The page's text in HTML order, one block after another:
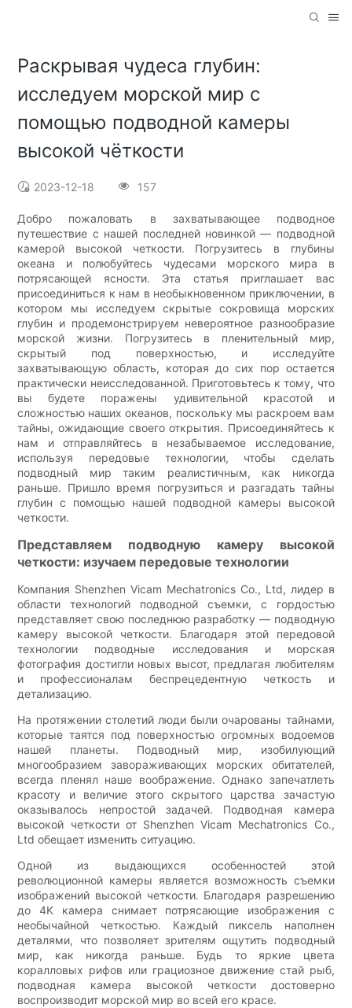
Раскрывая чудеса глубин:
исследуем морской мир с
помощью подводной камеры
высокой чёткости
2023-12-18 157
Добро пожаловать в захватывающее подводное
путешествие с нашей последней новинкой — подводной
камерой высокой четкости. Погрузитесь в глубины
океана и полюбуйтесь чудесами морского мира в
потрясающей ясности. Эта статья приглашает вас
присоединиться к нам в необыкновенном приключении, в
котором мы исследуем скрытые сокровища морских
глубин и продемонстрируем невероятное разнообразие
морской жизни. Погрузитесь в пленительный мир,
скрытый под поверхностью, и исследуйте
захватывающую область, которая до сих пор остается
практически неисследованной. Приготовьтесь к тому, что
вы будете поражены удивительной красотой и
сложностью наших океанов, поскольку мы раскроем вам
тайны, ожидающие своего открытия. Присоединяйтесь к
нам и отправляйтесь в незабываемое исследование,
используя передовые технологии, чтобы сделать
подводный мир таким реалистичным, как никогда
раньше. Пришло время погрузиться и разгадать тайны
глубин с помощью нашей подводной камеры высокой
четкости.
Представляем подводную камеру высокой
четкости: изучаем передовые технологии
Компания Shenzhen Vicam Mechatronics Co., Ltd, лидер в
области технологий подводной съемки, с гордостью
представляет свою последнюю разработку — подводную
камеру высокой четкости. Благодаря этой передовой
технологии подводные исследования и морская
фотография достигли новых высот, предлагая любителям
и профессионалам беспрецедентную четкость и
детализацию.
На протяжении столетий люди были очарованы тайнами,
которые таятся под поверхностью огромных водоемов
нашей планеты. Подводный мир, изобилующий
многообразием завораживающих морских обитателей,
всегда пленял наше воображение. Однако запечатлеть
красоту и величие этого скрытого царства зачастую
оказывалось непростой задачей. Подводная камера
высокой четкости от Shenzhen Vicam Mechatronics Co.,
Ltd обещает изменить ситуацию.
Одной из выдающихся особенностей этой
революционной камеры является возможность съемки
изображений высокой четкости. Благодаря разрешению
до 4K камера снимает потрясающие изображения с
необычайной четкостью. Каждый пиксель наполнен
деталями, что позволяет зрителям ощутить подводный
мир, как никогда раньше. Будь то яркие цвета
коралловых рифов или грациозное движение стай рыб,
подводная камера высокой четкости достоверно
воспроизводит морской мир во всей его красе.